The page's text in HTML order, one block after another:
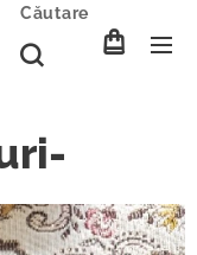
Căutare